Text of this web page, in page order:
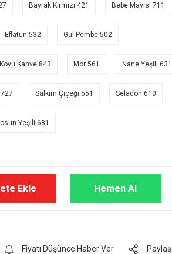
Bayrak Kırmızı 421 Bebe Mavisi 711
Eflatun 532 Gül Pembe 502
Koyu Kahve 843 Mor 561 Nane Yeşili 631
Salkım Çiçeği 551 Seladon 610
Yeşili 681
Ekle Hemen Al
Fiyatı Düşünce Haber Ver Paylaş